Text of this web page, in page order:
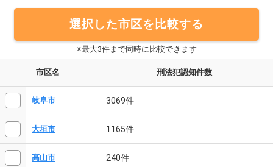
選択した市区を比較する
※最大3件まで同時に比較できます
市区名 刑法犯認知件数
岐阜市 3069件
大垣市 1165件
高山市 240件